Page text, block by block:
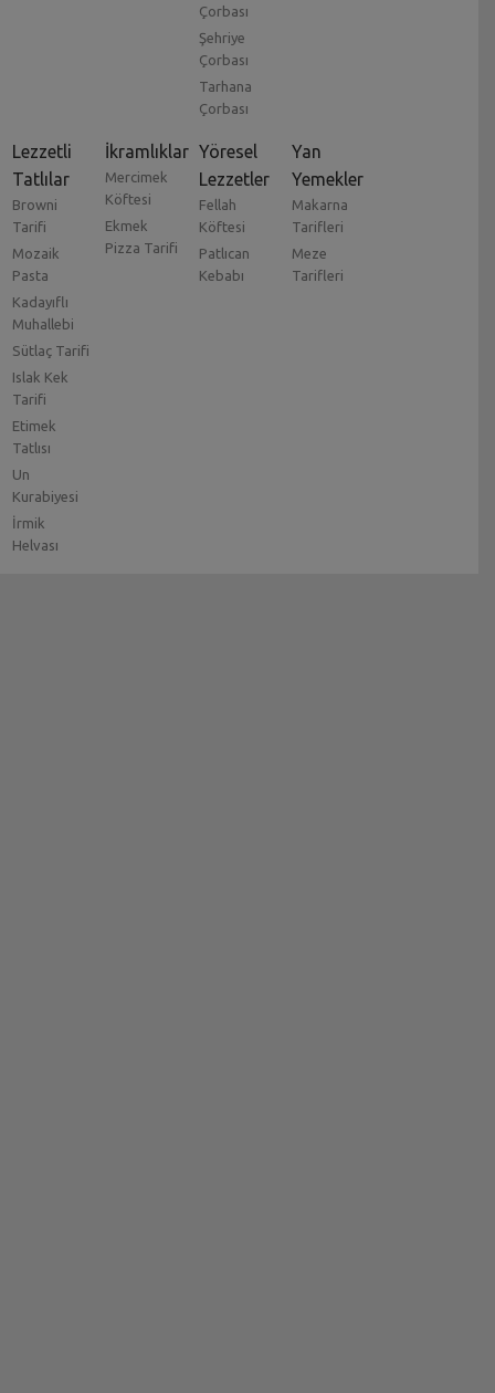
Çorbası
Şehriye
Çorbası
Tarhana
Çorbası
Lezzetli
Tatlılar
Browni
Tarifi
Mozaik
Pasta
Kadayıflı
Muhallebi
Sütlaç Tarifi
Islak Kek
Tarifi
Etimek
Tatlısı
Un
Kurabiyesi
İrmik
Helvası
İkramlıklar
Mercimek
Köftesi
Ekmek
Pizza Tarifi
Yöresel
Lezzetler
Fellah
Köftesi
Patlıcan
Kebabı
Yan
Yemekler
Makarna
Tarifleri
Meze
Tarifleri